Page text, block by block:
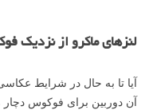
لنزهای ماکرو از نزدیک
آیا تا به حال در شرایط
آن دوربین برای فوکوس دچار